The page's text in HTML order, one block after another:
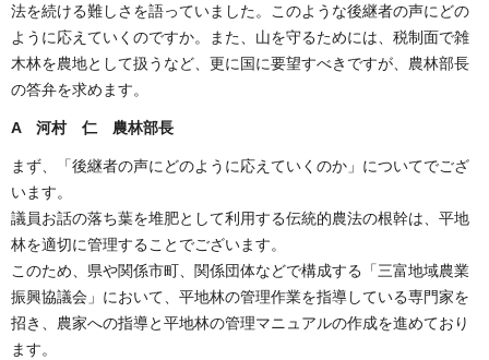
法を続ける難しさを語っていました。このような後継者の声にどの
ように応えていくのですか。また、山を守るためには、税制面で雑
木林を農地として扱うなど、更に国に要望すべきですが、農林部長
の答弁を求めます。
A河村 仁 農林部長
まず、「後継者の声にどのように応えていくのか」についてでござ
います。
議員お話の落ち葉を堆肥として利用する伝統的農法の根幹は、平地
林を適切に管理することでございます。
このため、県や関係市町、関係団体などで構成する「三富地域農業
振興協議会」において、平地林の管理作業を指導している専門家を
招き、農家への指導と平地林の管理マニュアルの作成を進めており
ます。